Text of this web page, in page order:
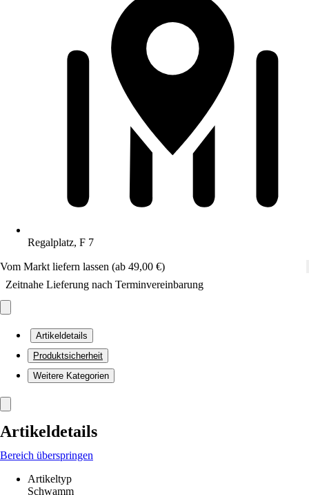
Regalplatz, F 7
Vom Markt liefern lassen (ab 49,00 €)
Zeitnahe Lieferung nach Terminvereinbarung
Artikeldetails
Produktsicherheit
Weitere Kategorien
Artikeldetails
Bereich überspringen
Artikeltyp
Schwamm